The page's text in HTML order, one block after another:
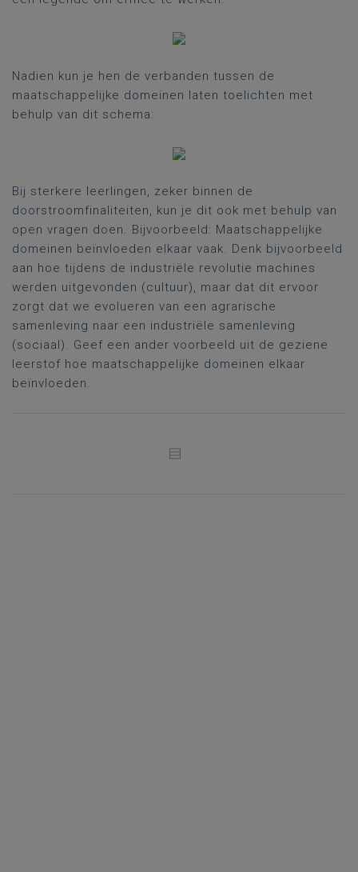
Nadien kun je hen de verbanden tussen de
maatschappelijke domeinen laten toelichten met
behulp van dit schema:
Bij sterkere leerlingen, zeker binnen de
doorstroomfinaliteiten, kun je dit ook met behulp van
open vragen doen. Bijvoorbeeld: Maatschappelijke
domeinen beïnvloeden elkaar vaak. Denk bijvoorbeeld
aan hoe tijdens de industriële revolutie machines
werden uitgevonden (cultuur), maar dat dit ervoor
zorgt dat we evolueren van een agrarische
samenleving naar een industriële samenleving
(sociaal). Geef een ander voorbeeld uit de geziene
leerstof hoe maatschappelijke domeinen elkaar
beïnvloeden.